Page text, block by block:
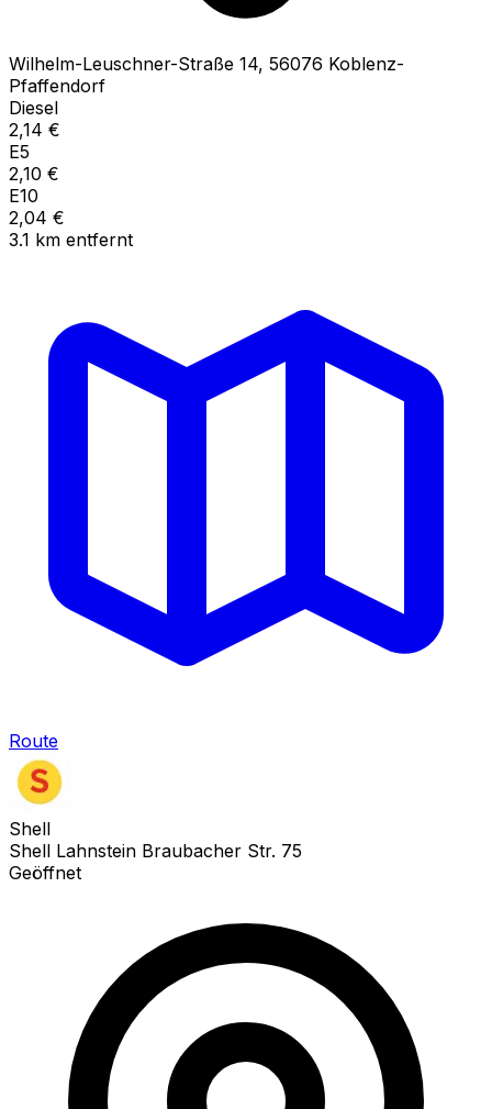
Wilhelm-Leuschner-Straße 14, 56076 Koblenz-
Pfaffendorf
Diesel
2,14 €
E5
2,10 €
E10
2,04 €
3.1 km entfernt
Route
Shell
Shell Lahnstein Braubacher Str. 75
Geöffnet